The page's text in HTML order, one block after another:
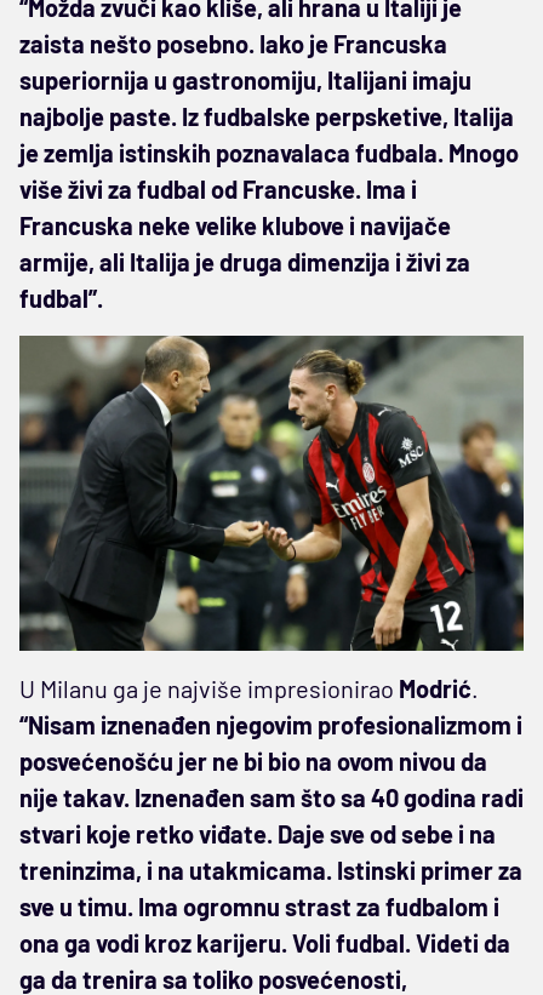
“Možda zvuči kao kliše, ali hrana u Italiji je
zaista nešto posebno. Iako je Francuska
superiornija u gastronomiju, Italijani imaju
najbolje paste. Iz fudbalske perpsketive, Italija
je zemlja istinskih poznavalaca fudbala. Mnogo
više živi za fudbal od Francuske. Ima i
Francuska neke velike klubove i navijače
armije, ali Italija je druga dimenzija i živi za
fudbal”.
U Milanu ga je najviše impresionirao Modrić.
“Nisam iznenađen njegovim profesionalizmom i
posvećenošću jer ne bi bio na ovom nivou da
nije takav. Iznenađen sam što sa 40 godina radi
stvari koje retko viđate. Daje sve od sebe i na
treninzima, i na utakmicama. Istinski primer za
sve u timu. Ima ogromnu strast za fudbalom i
ona ga vodi kroz karijeru. Voli fudbal. Videti da
ga da trenira sa toliko posvećenosti,